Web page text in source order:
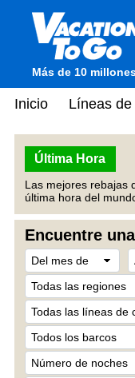
Más de 10
Inicio Líneas
Última Hora
Las mejores rebajas
última hora del
Encuentre